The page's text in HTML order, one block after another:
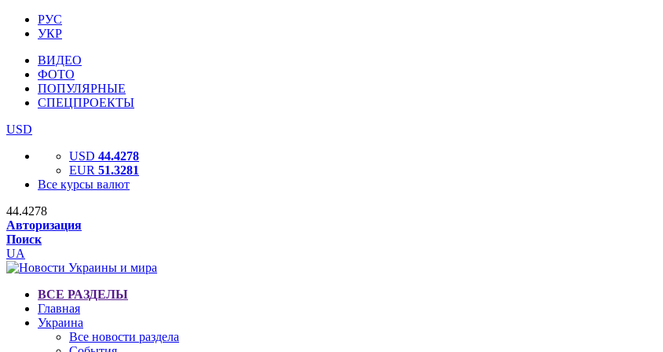
РУС
УКР
ВИДЕО
ФОТО
ПОПУЛЯРНЫЕ
СПЕЦПРОЕКТЫ
USD
USD 44.4278
EUR 51.3281
Все курсы валют
44.4278
Авторизация
Поиск
UA
ВСЕ РАЗДЕЛЫ
Главная
Украина
Все новости раздела